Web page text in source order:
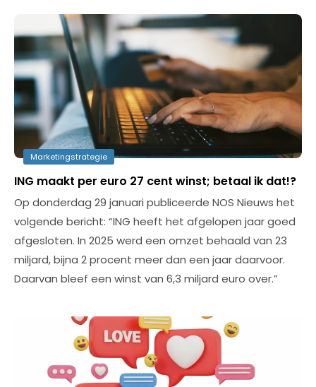
Marketingstrategie
ING maakt per euro 27 cent winst; betaal ik dat!?
Op donderdag 29 januari publiceerde NOS Nieuws het
volgende bericht: “ING heeft het afgelopen jaar goed
afgesloten. In 2025 werd een omzet behaald van 23
miljard, bijna 2 procent meer dan een jaar daarvoor.
Daarvan bleef een winst van 6,3 miljard euro over.”